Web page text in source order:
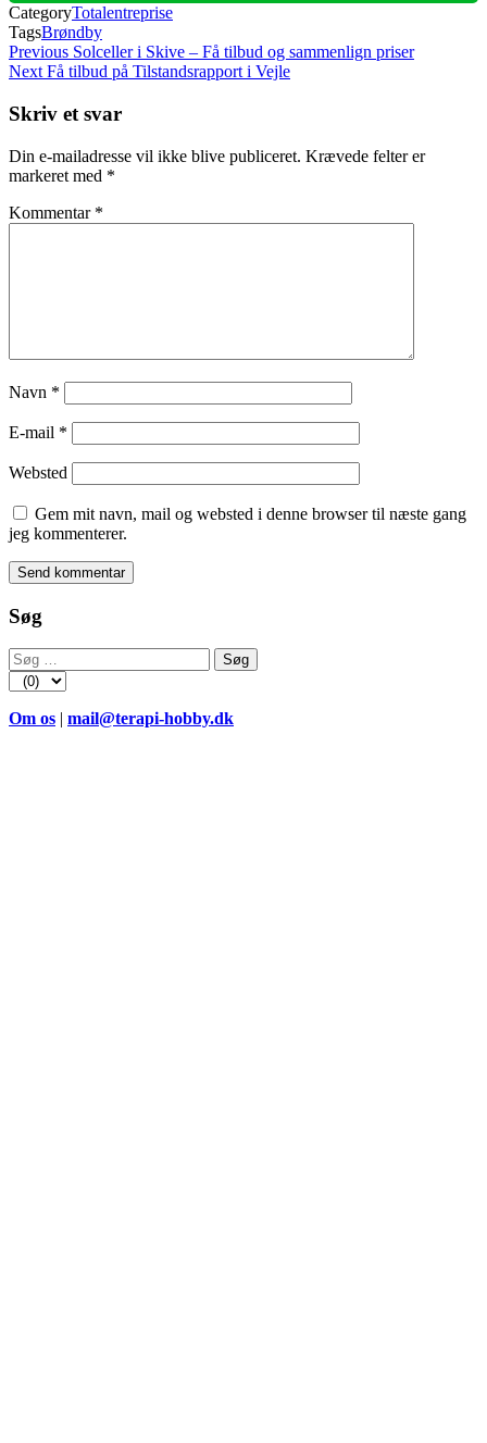
CategoryTotalentreprise
TagsBrøndby
Indlægsnavigation
Previous
Post
Previous Solceller i Skive – Få tilbud og sammenlign priser
Next
Next Få tilbud på Tilstandsrapport i Vejle
Skriv et svar
Din e-mailadresse vil ikke blive publiceret. Krævede felter er
markeret med *
Kommentar *
Navn *
E-mail *
Websted
Gem mit navn, mail og websted i denne browser til næste gang
jeg kommenterer.
Søg
Søg
efter:
Om os | mail@terapi-hobby.dk